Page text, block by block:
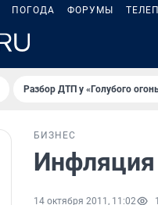
ПОГОДА ФОРУМЫ
Разбор ДТП у «Голубого
БИЗНЕС
Инфляция
14 октября 2011, 11:02